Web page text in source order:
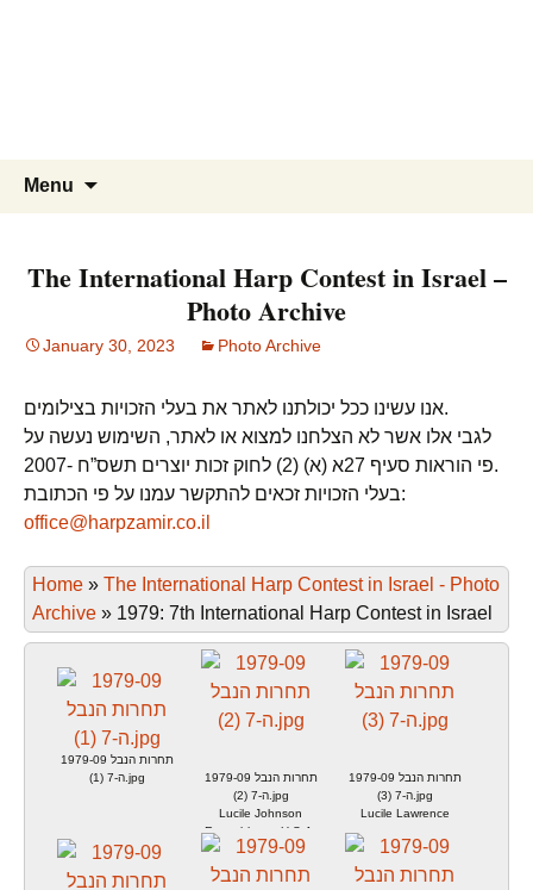
Menu
The International Harp Contest in Israel –
Photo Archive
January 30, 2023 Photo Archive
אנו עשינו ככל יכולתנו לאתר את בעלי הזכויות בצילומים.
לגבי אלו אשר לא הצלחנו למצוא או לאתר, השימוש נעשה על
פי הוראות סעיף 27א (א) (2) לחוק זכות יוצרים תשס”ח -2007.
בעלי הזכויות זכאים להתקשר עמנו על פי הכתובת:
office@harpzamir.co.il
Home » The International Harp Contest in Israel - Photo
Archive » 1979: 7th International Harp Contest in Israel
1979-09 תחרות הנבל
ה-7 (1).jpg
1979-09 תחרות הנבל
ה-7 (2).jpg
Lucile Johnson
Rosenbloom, U.S.A.
1979-09 תחרות הנבל
ה-7 (3).jpg
Lucile Lawrence